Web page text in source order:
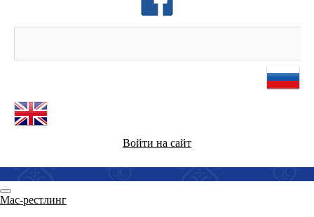
Войти на сайт
Мас-рестлинг